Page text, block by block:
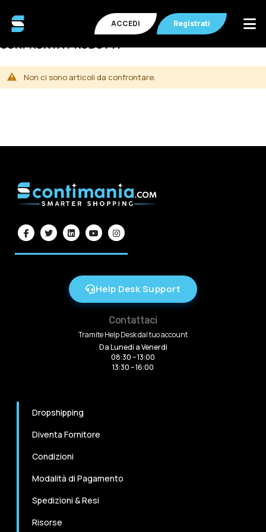
ACCEDI Registrati
CONFRONTA PRODOTTI
Non ci sono articoli da confrontare.
Help Desk Support
Contattaci
Tramite Help Desk dal tuo account
Da Lunedi a Venerdi
08:30 – 13:00
13:30 – 16:00
Dropshipping
Diventa Fornitore
Condizioni
Modalità di Pagamento
Spedizioni & Resi
Risorse